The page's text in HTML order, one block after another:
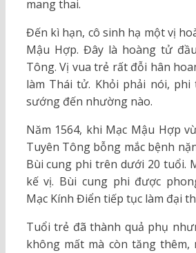
mang thai.
Đến kì hạn, cô sinh hạ một vị
Mậu Hợp. Đây là hoàng tử
Tông. Vị vua trẻ rất đỗi hân
làm Thái tử. Khỏi phải nói,
sướng đến nhường nào.
Năm 1564, khi Mạc Mậu Hợp
Tuyên Tông bỗng mắc bệnh
Bùi cung phi trên dưới 20 tuổi.
kế vị. Bùi cung phi được
Mạc Kính Điển tiếp tục làm đại
Tuổi trẻ đã thành quả phụ
không mất mà còn tăng thêm,